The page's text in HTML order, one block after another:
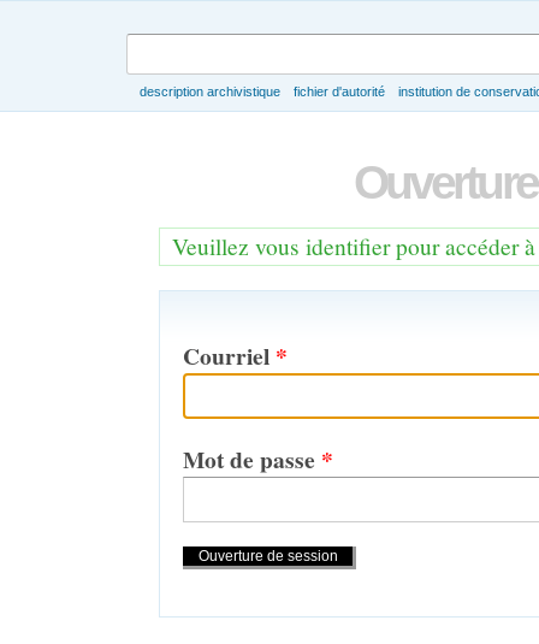
description archivistique fichier d'autorité institution de
Veuillez vous identifier pour accéder
Courriel *
Mot de passe *
Actions